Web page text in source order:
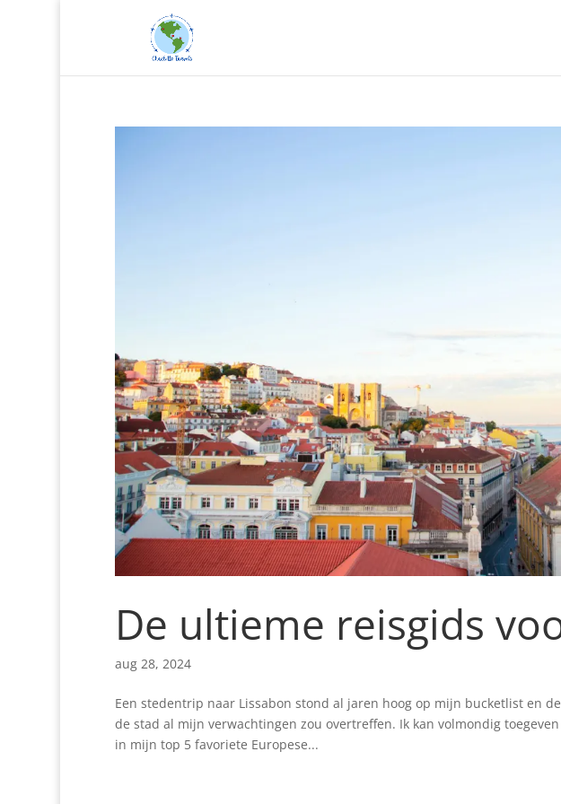
De ultieme reisgids
aug 28, 2024
Een stedentrip naar Lissabon stond al jaren hoog op mijn bucketlist en
de stad al mijn verwachtingen zou overtreffen. Ik kan volmondig
in mijn top 5 favoriete Europese...